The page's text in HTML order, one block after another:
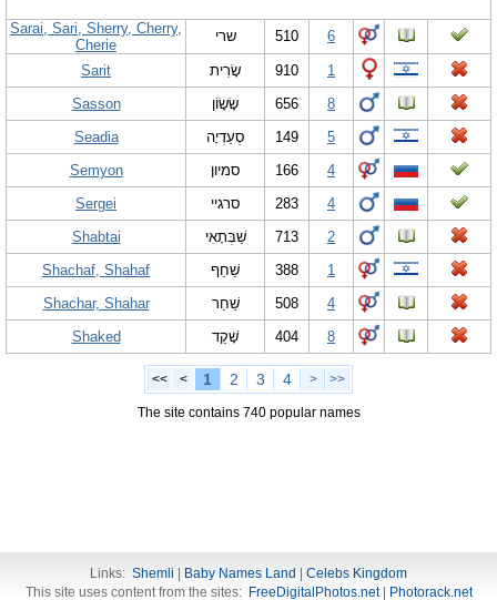
Sarai, Sari, Sherry, Cherry,
Cherie
שרי 510 6
Sarit שָׂרִית 910
1
Sasson
שָׂשָׂוֹן 656
8
Seadia
סְעַדְיָה 149
5
Semyon
סמיון 166
4
Sergei
סרגיי 283
4
Shabtai
שַׁבְּתָאִי 713
2
Shachaf, Shahaf
שַׁחַף 388
1
Shachar, Shahar
שַׁחַר 508
4
Shaked
שָׁקֵד 404 8
<< < 1 2 3 4 > >>
The site contains 740 popular names
Links: Shemli Baby Names Land
Celebs Kingdom
This site uses content from the sites: FreeDigitalPhotos.net| Photorack.net